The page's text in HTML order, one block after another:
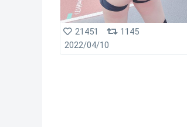
21451
1145
2022/04/10